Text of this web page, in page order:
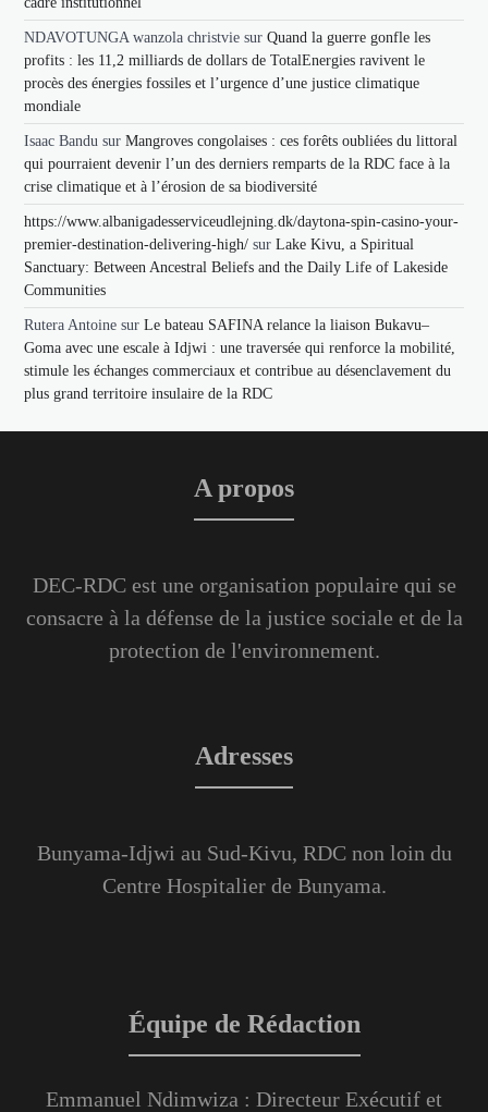
NDAVOTUNGA wanzola christvie surQuand la guerre gonfle les
profits : les 11,2 milliards de dollars de TotalEnergies ravivent le
procès des énergies fossiles et l’urgence d’une justice climatique
mondiale
Isaac Bandu surMangroves congolaises : ces forêts oubliées du littoral
qui pourraient devenir l’un des derniers remparts de la RDC face à la
crise climatique et à l’érosion de sa biodiversité
https://www.albanigadesserviceudlejning.dk/daytona-spin-casino-your-
premier-destination-delivering-high/ surLake Kivu, a Spiritual
Sanctuary: Between Ancestral Beliefs and the Daily Life of Lakeside
Communities
Rutera Antoine surLe bateau SAFINA relance la liaison Bukavu–
Goma avec une escale à Idjwi : une traversée qui renforce la mobilité,
stimule les échanges commerciaux et contribue au désenclavement du
plus grand territoire insulaire de la RDC
A propos
DEC-RDC est une organisation populaire qui se
consacre à la défense de la justice sociale et de la
protection de l'environnement.
Adresses
Bunyama-Idjwi au Sud-Kivu, RDC non loin du
Centre Hospitalier de Bunyama.
Équipe de Rédaction
Emmanuel Ndimwiza : Directeur Exécutif et